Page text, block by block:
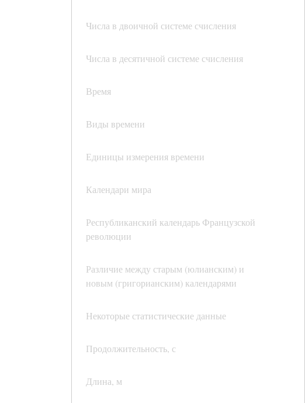
Числа в двоичной системе счисления
Числа в десятичной системе счисления
Время
Виды времени
Единицы измерения времени
Календари мира
Республиканский календарь Французской
революции
Различие между старым (юлианским) и
новым (григорианским) календарями
Некоторые статистические данные
Продолжительность, с
Длина, м